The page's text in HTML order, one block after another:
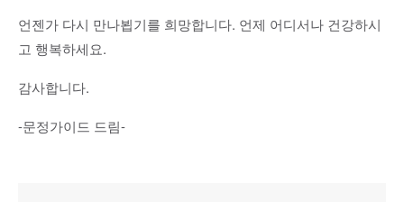
언젠가 다시 만나뵙기를 희망합니다. 언제 어디서나 건강하시
고 행복하세요.
감사합니다.
-문정가이드 드림-